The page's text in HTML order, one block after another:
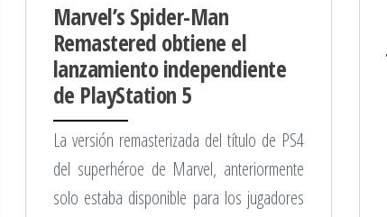
Marvel’s Spider-Man
Remastered obtiene el
lanzamiento independiente
de PlayStation 5
La versión remasterizada del título de PS4
del superhéroe de Marvel, anteriormente
solo estaba disponible para los jugadores